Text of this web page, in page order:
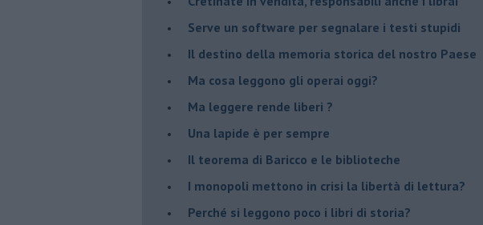
Serve un software per segnalare i testi stupidi
​Il destino della memoria storica del nostro Paese
Ma cosa leggono gli operai oggi?
Ma leggere rende liberi ?
​Una lapide è per sempre
Il teorema di Baricco e le biblioteche
I monopoli mettono in crisi la libertà di lettura?
​Perché si leggono poco i libri di storia?